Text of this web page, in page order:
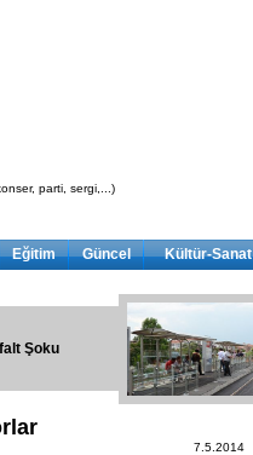
parti, sergi,...)
Eğitim Güncel Kültür-Sanat
Şoku
7.5.2014